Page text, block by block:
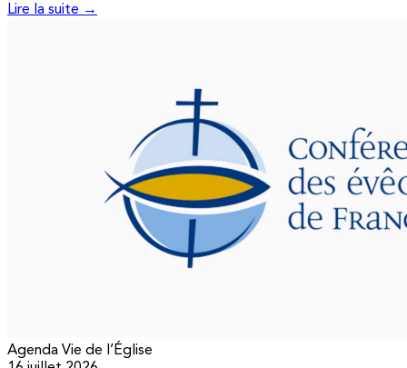
Lire la suite →
Agenda Vie de l’Église